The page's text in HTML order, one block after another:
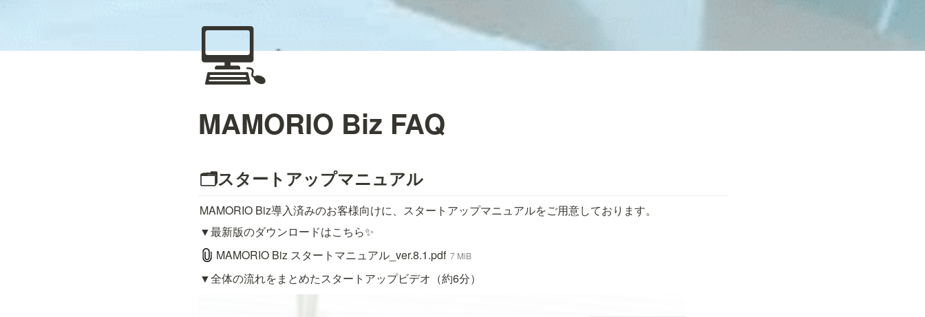
💻
MAMORIO Biz FAQ
🗂スタートアップマニュアル
MAMORIO Biz導入済みのお客様向けに、スタートアップマニュアルをご用意しております。
▼最新版のダウンロードはこちら✨
MAMORIO Biz スタートマニュアル_ver.8.1.pdf 7 MiB
▼全体の流れをまとめたスタートアップビデオ（約6分）